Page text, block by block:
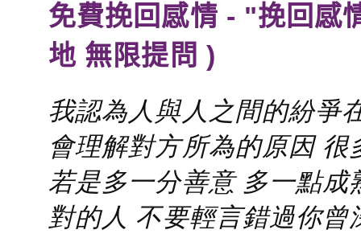
免費挽回感情 - "挽回感
地 無限提問 )
我認為人與人之間的紛爭
會理解對方所為的原因
若是多一分善意 多一點
對的人 不要輕言錯過你曾